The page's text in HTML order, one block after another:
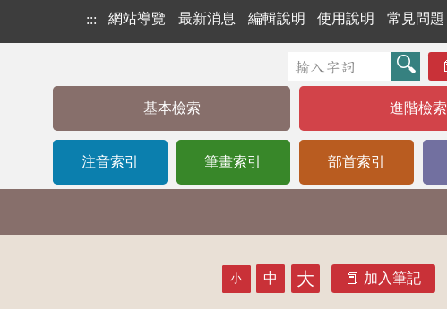
::: 網站導覽 最新消息 編輯說明 使用說明 常見問題
基本檢索 進階檢索
注音索引 筆畫索引 部首索引
小 中 大 加入筆記